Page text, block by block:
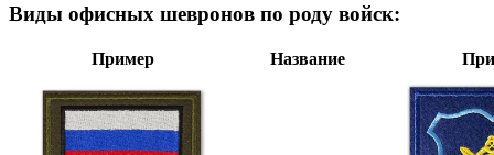
Виды офисных шевронов по роду войск:
Пример Название